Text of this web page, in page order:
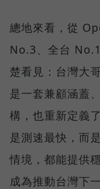
總地來看，從
No.3、全台
楚看見：台灣大
是一套兼顧涵蓋
構，也重新定義
是測速最快，而
情境，都能提供
成為推動台灣下